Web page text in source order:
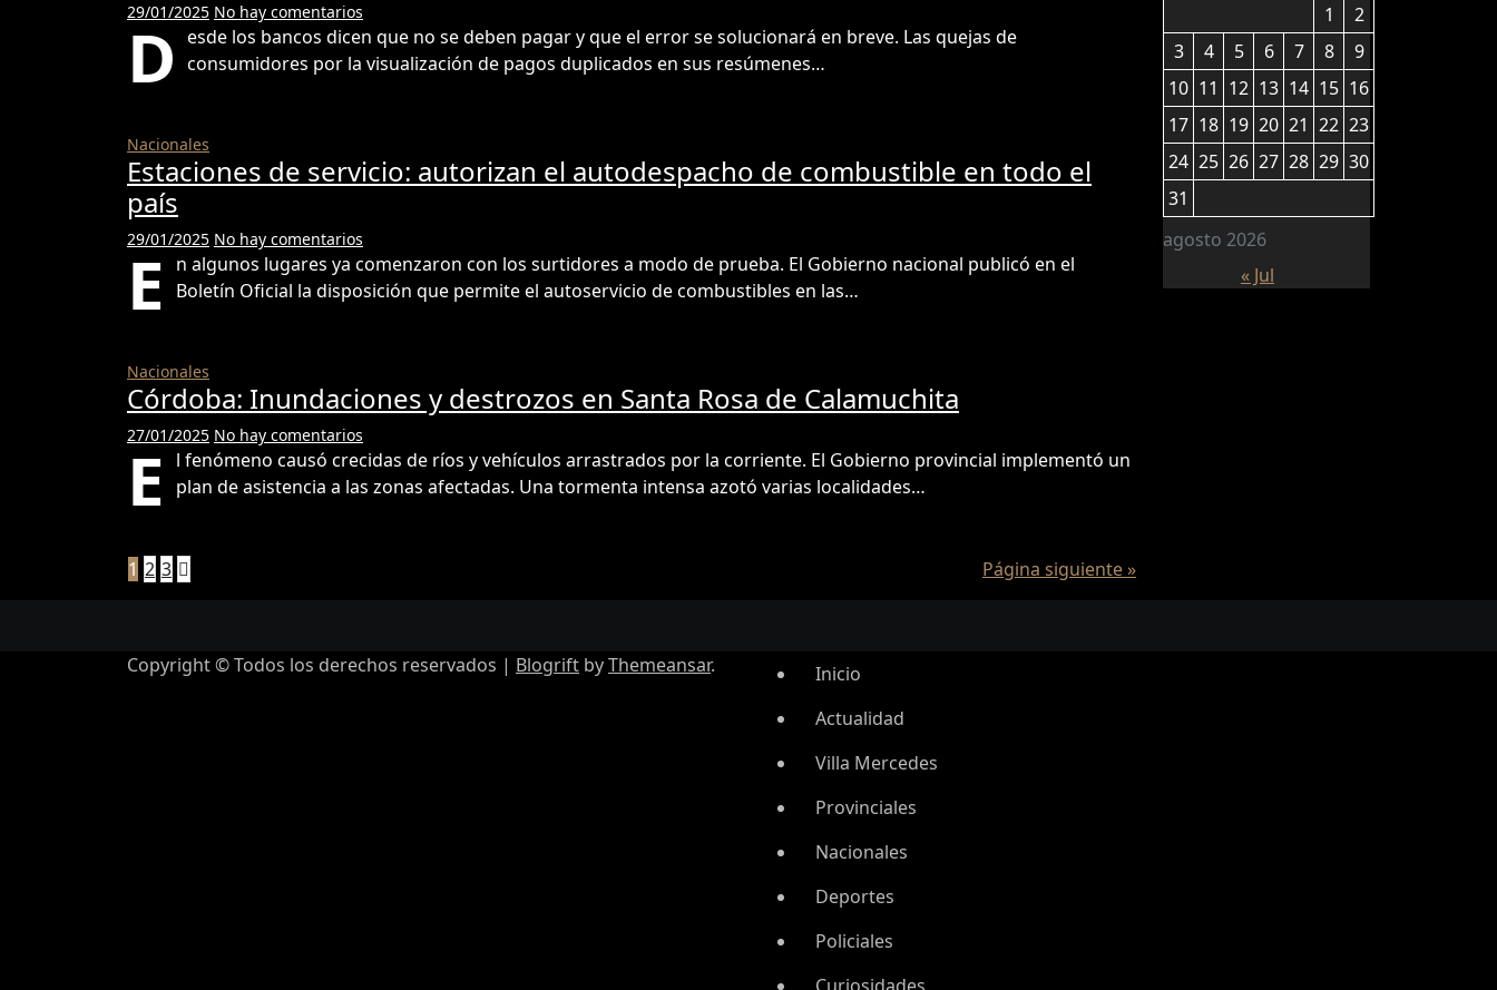
29/01/2025 No hay comentarios
D esde los bancos dicen que no se deben pagar y que el error se solucionará en breve. Las quejas de
consumidores por la visualización de pagos duplicados en sus resúmenes…
Nacionales
Estaciones de servicio: autorizan el autodespacho de combustible en todo el
país
29/01/2025 No hay comentarios
E
n algunos lugares ya comenzaron con los surtidores a modo de prueba. El Gobierno nacional publicó en el
Boletín Oficial la disposición que permite el autoservicio de combustibles en las…
Nacionales
Córdoba: Inundaciones y destrozos en Santa Rosa de Calamuchita
27/01/2025 No hay comentarios
E
l fenómeno causó crecidas de ríos y vehículos arrastrados por la corriente. El Gobierno provincial implementó un
plan de asistencia a las zonas afectadas. Una tormenta intensa azotó varias localidades…
Paginación
entradas
1 2 3 Página siguiente »
agosto 2026
1
2
3
4 5 6 7 8
9
10 11 12 13 14 15 16
17 18 19 20 21 22 23
24 25 26 27 28 29 30
31
« Jul
Copyright © Todos los derechos reservados | Blogrift byThemeansar.
Inicio
Actualidad
Villa Mercedes
Provinciales
Nacionales
Deportes
Policiales